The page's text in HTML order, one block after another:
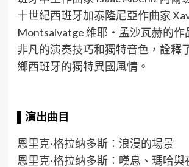
十世紀西班牙加泰隆尼亞作曲家
Montsalvatge 維耶‧孟沙瓦赫的作
非凡的演奏技巧和獨特音色，詮釋
鄉西班牙的獨特異國風情。
演出曲目
恩里克·格拉纳多斯：浪漫的場景
恩里克·格拉纳多斯：嘆息、瑪哈與